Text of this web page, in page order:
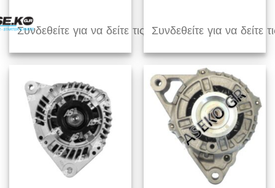
Συνδεθείτε για να δείτε τις τιμέςΣυνδεθείτε για να δείτε